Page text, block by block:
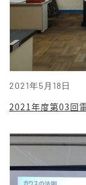
2021年5月18日
2021年度第03回